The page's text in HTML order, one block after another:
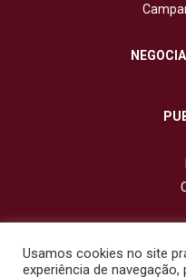
Usamos cookies no site
experiência de